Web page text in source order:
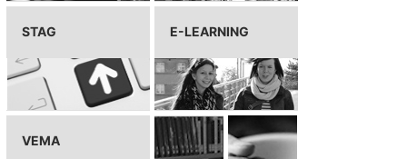
STAG E-LEARNING
VEMA